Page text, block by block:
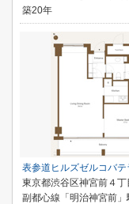
築20年
表参道ヒルズゼルコバテ
東京都渋谷区神宮前４丁
副都心線「明治神宮前